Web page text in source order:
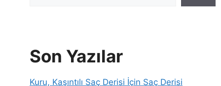
Son Yazılar
Kuru, Kaşıntılı Saç Derisi İçin Saç Derisi